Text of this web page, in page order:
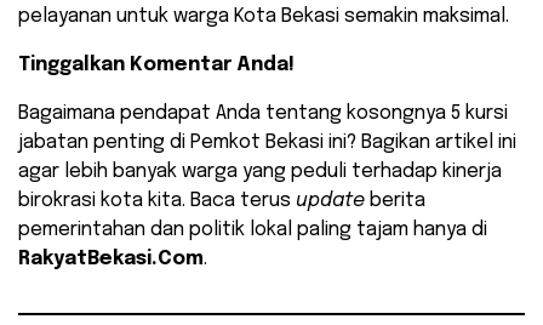
pelayanan untuk warga Kota Bekasi semakin maksimal.
Tinggalkan Komentar Anda!
Bagaimana pendapat Anda tentang kosongnya 5 kursi
jabatan penting di Pemkot Bekasi ini? Bagikan artikel ini
agar lebih banyak warga yang peduli terhadap kinerja
birokrasi kota kita. Baca terus update berita
pemerintahan dan politik lokal paling tajam hanya di
RakyatBekasi.Com.